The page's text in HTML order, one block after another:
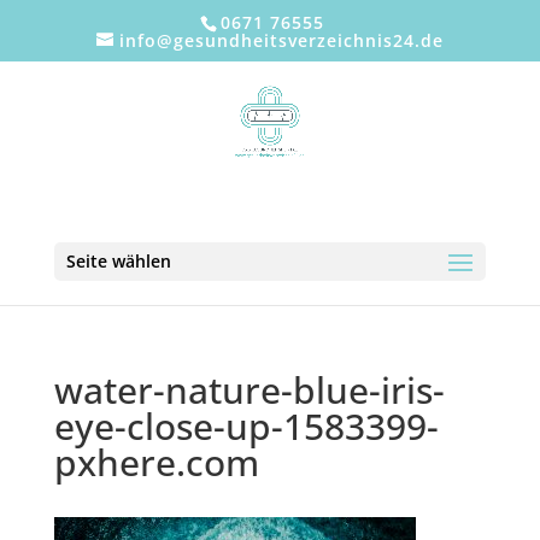
0671 76555
info@gesundheitsverzeichnis24.de
Seite wählen
water-nature-blue-iris-
eye-close-up-1583399-
pxhere.com